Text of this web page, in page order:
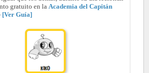
gratuito en la Academia del Capitán
[Ver Guía]